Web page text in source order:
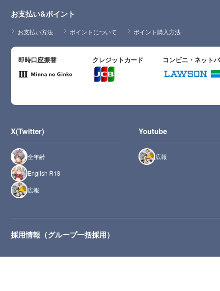
お支払い&ポイント
お支払い方法 ポイントについて ポイント購入方法
即時口座振替 クレジットカード コンビニ・ネット
X(Twitter)
全年齢
English R18
広報
Youtube
広報
採用情報（グループ一括採用）